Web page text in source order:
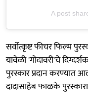
A post
सर्वोत्कृष्ट फीचर फिल्म
यावेळी 'गोदावरी'चे
पुरस्कार प्रदान करण्यात
दादासाहेब फाळके